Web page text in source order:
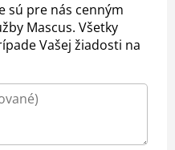
sú pre nás cenným
Mascus. Všetky
Vašej žiadosti na